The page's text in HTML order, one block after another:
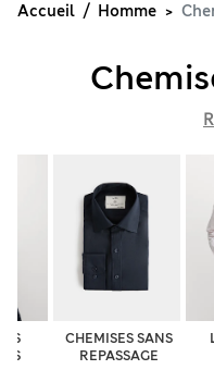
Accueil Homme
CHEMISES SANS
REPASSAGE